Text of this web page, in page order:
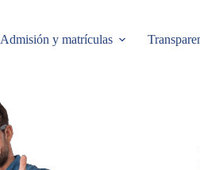
Admisión y matrículas